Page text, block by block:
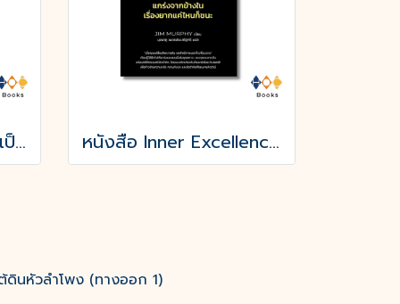
หนังสือ อย่าให้เรากลายเป็นศัตรูของตัวเอง หนังสือ Inner Excellence แกร่งจากข้างใน เรื่องยากแค่ไหนก็ชนะ
นหัวลำโพง (ทางออก 1)